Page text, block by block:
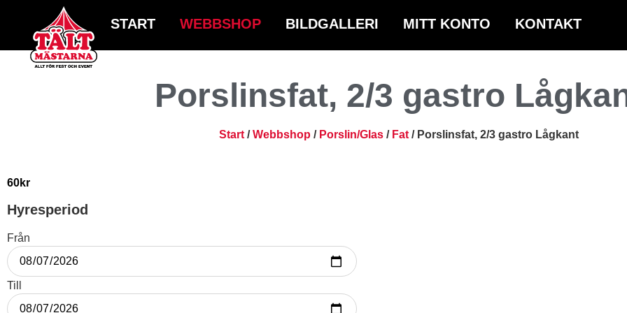
START WEBBSHOP BILDGALLERI MITT KONTO KONTAKT
Porslinsfat, 2/3 gastro
Start /Webbshop / Porslin/Glas / Fat / Porslinsfat, 2/3 gastro Lågkant
60kr
Hyresperiod
Från
Till